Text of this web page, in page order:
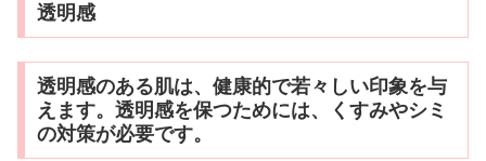
透明感
透明感のある肌は、健康的で若々しい印象を与
えます。透明感を保つためには、くすみやシミ
の対策が必要です。